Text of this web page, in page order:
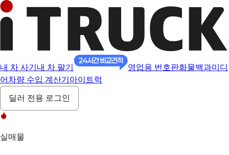
내 차 사기 내 차 팔기 영업용 번호판화물백과미디
어 차량 수입 계산기 아이트럭
딜러 전용 로그인
실매물